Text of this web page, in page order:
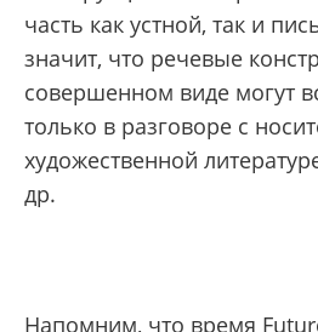
часть как устной, так и
значит, что речевые
совершенном виде могут
только в разговоре с
художественной
др.
Напомним, что время